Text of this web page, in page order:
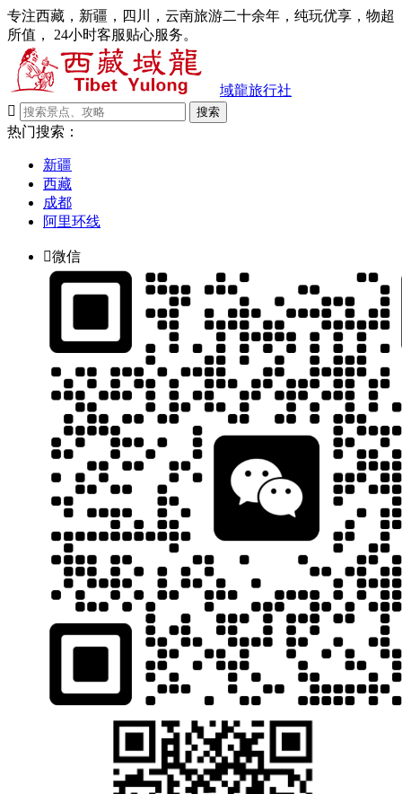
专注西藏，新疆，四川，云南旅游二十余年，纯玩优享，物超
所值， 24小时客服贴心服务。
域龍旅行社

搜索
热门搜索：
新疆
西藏
成都
阿里环线
微信